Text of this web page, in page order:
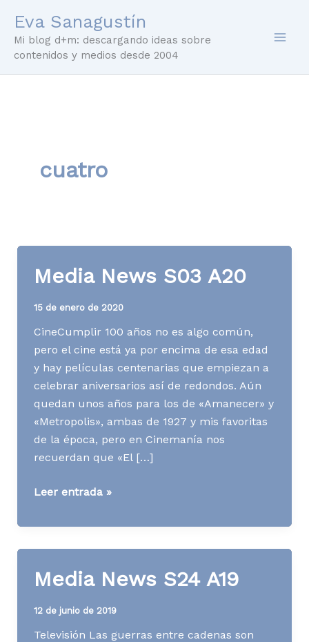
contenido
Eva Sanagustín
Mi blog d+m: descargando ideas sobre
contenidos y medios desde 2004
cuatro
Media News S03 A20
15 de enero de 2020
CineCumplir 100 años no es algo común,
pero el cine está ya por encima de esa edad
y hay películas centenarias que empiezan a
celebrar aniversarios así de redondos. Aún
quedan unos años para los de «Amanecer» y
«Metropolis», ambas de 1927 y mis favoritas
de la época, pero en Cinemanía nos
recuerdan que «El […]
Media
S03
Leer entrada »
Media News S24 A19
12 de junio de 2019
Televisión Las guerras entre cadenas son